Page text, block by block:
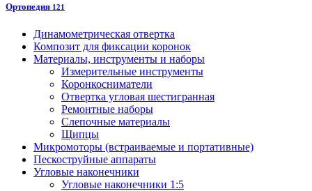
Ортопедия 121
Динамометрическая отвертка
Композит для фиксации коронок
Материалы, инструменты и наборы
Измерительные инструменты
Коронкосниматели
Отвертка угловая шестигранная
Ремонтные наборы
Слепочные материалы
Щипцы
Микромоторы (встраиваемые и портативные)
Пескоструйные аппараты
Угловые наконечники
Угловые наконечники 1:5